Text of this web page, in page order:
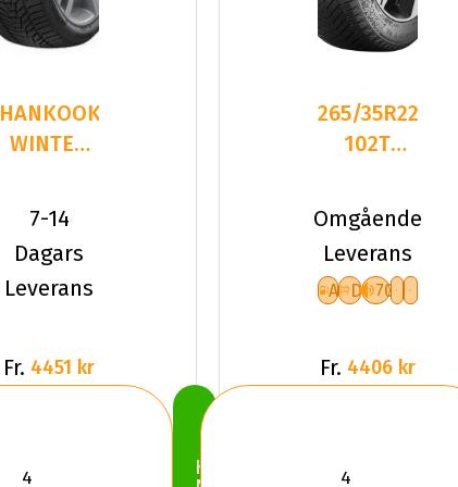
HANKOOK
WINTER
EVO3 X
W330A
265/
7-14
Dagars
Leverans
Fr. 4451 kr
Köp
265/35R22
102T
VikingContac
Omgående
Leverans
A D 70
Fr. 4406 kr